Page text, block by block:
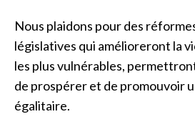
Nous plaidons pour des
législatives qui amélioreront la
les plus vulnérables,
de prospérer et de promouvoir
égalitaire.